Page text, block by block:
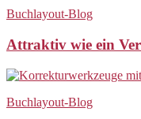
Buchlayout-Blog
Attraktiv wie ein
Buchlayout-Blog